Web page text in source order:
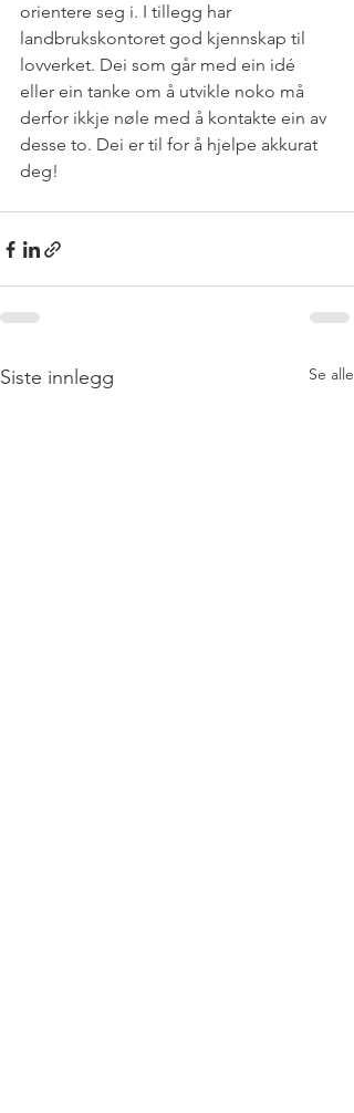
orientere seg i. I tillegg har
landbrukskontoret god kjennskap til
lovverket. Dei som går med ein idé
eller ein tanke om å utvikle noko må
derfor ikkje nøle med å kontakte ein av
desse to. Dei er til for å hjelpe akkurat
deg!
Siste innlegg Se alle